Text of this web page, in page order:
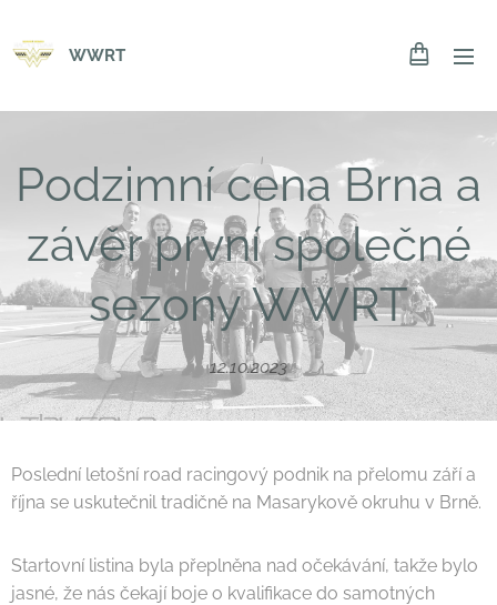
WWRT
Podzimní cena Brna a
závěr první společné
sezony WWRT
12.10.2023
Poslední letošní road racingový podnik na přelomu září a
října se uskutečnil tradičně na Masarykově okruhu v Brně.
Startovní listina byla přeplněna nad očekávání, takže bylo
jasné, že nás čekají boje o kvalifikace do samotných